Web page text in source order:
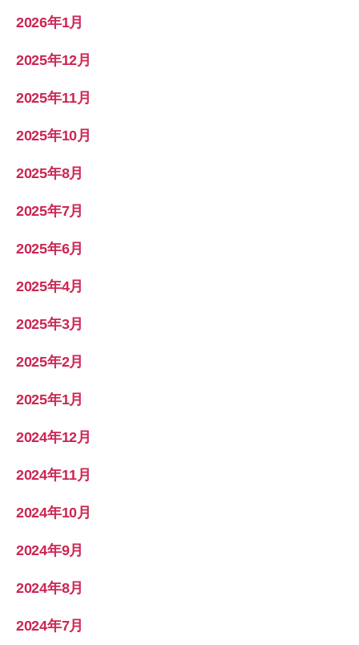
2026年1月
2025年12月
2025年11月
2025年10月
2025年8月
2025年7月
2025年6月
2025年4月
2025年3月
2025年2月
2025年1月
2024年12月
2024年11月
2024年10月
2024年9月
2024年8月
2024年7月